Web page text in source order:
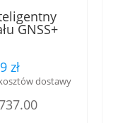
GNSS+
dB , IP67
zł
dostawy